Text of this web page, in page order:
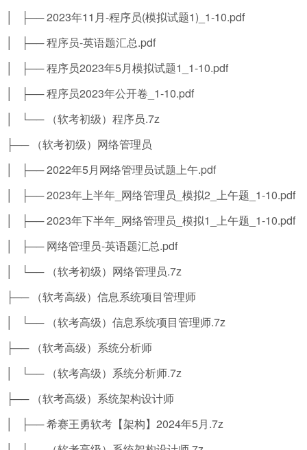
│ ├── 2023年11月-程序员(模拟试题1)_1-10.pdf
│ ├── 程序员-英语题汇总.pdf
│ ├── 程序员2023年5月模拟试题1_1-10.pdf
│ ├── 程序员2023年公开卷_1-10.pdf
│ └── （软考初级）程序员.7z
├── （软考初级）网络管理员
│ ├── 2022年5月网络管理员试题上午.pdf
│ ├── 2023年上半年_网络管理员_模拟2_上午题_1-10.pdf
│ ├── 2023年下半年_网络管理员_模拟1_上午题_1-10.pdf
│ ├── 网络管理员-英语题汇总.pdf
│ └── （软考初级）网络管理员.7z
├── （软考高级）信息系统项目管理师
│ └── （软考高级）信息系统项目管理师.7z
├── （软考高级）系统分析师
│ └── （软考高级）系统分析师.7z
├── （软考高级）系统架构设计师
│ ├── 希赛王勇软考【架构】2024年5月.7z